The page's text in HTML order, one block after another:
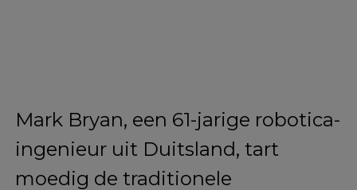
Mark Bryan, een 61-jarige robotica-
ingenieur uit Duitsland, tart